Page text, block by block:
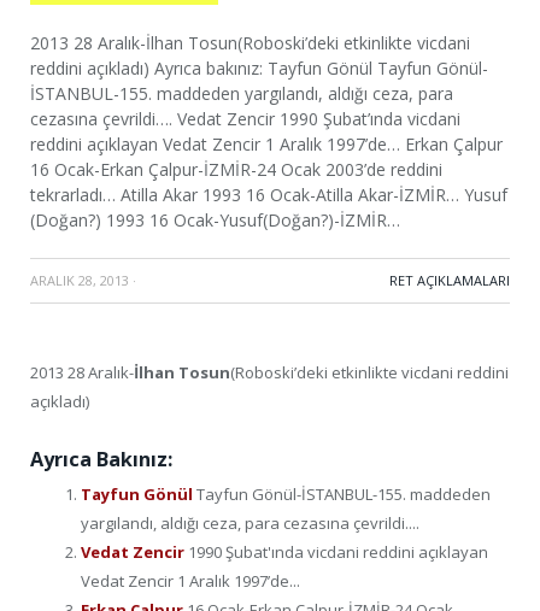
2013 28 Aralık-İlhan Tosun(Roboski’deki etkinlikte vicdani
reddini açıkladı) Ayrıca bakınız: Tayfun Gönül Tayfun Gönül-
İSTANBUL-155. maddeden yargılandı, aldığı ceza, para
cezasına çevrildi…. Vedat Zencir 1990 Şubat’ında vicdani
reddini açıklayan Vedat Zencir 1 Aralık 1997’de… Erkan Çalpur
16 Ocak-Erkan Çalpur-İZMİR-24 Ocak 2003’de reddini
tekrarladı… Atilla Akar 1993 16 Ocak-Atilla Akar-İZMİR… Yusuf
(Doğan?) 1993 16 Ocak-Yusuf(Doğan?)-İZMİR…
ARALIK 28, 2013 · RET AÇIKLAMALARI
2013 28 Aralık-İlhan Tosun(Roboski’deki etkinlikte vicdani reddini
açıkladı)
Ayrıca Bakınız:
Tayfun Gönül Tayfun Gönül-İSTANBUL-155. maddeden
yargılandı, aldığı ceza, para cezasına çevrildi....
Vedat Zencir 1990 Şubat'ında vicdani reddini açıklayan
Vedat Zencir 1 Aralık 1997’de...